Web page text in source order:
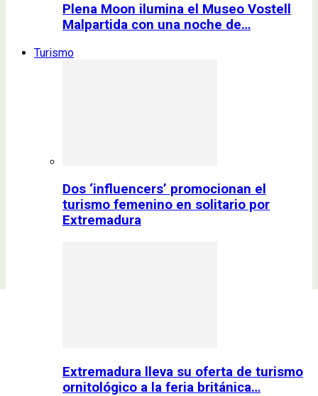
Plena Moon ilumina el Museo Vostell
Malpartida con una noche de…
Turismo
Dos ‘influencers’ promocionan el
turismo femenino en solitario por
Extremadura
Extremadura lleva su oferta de turismo
ornitológico a la feria británica…